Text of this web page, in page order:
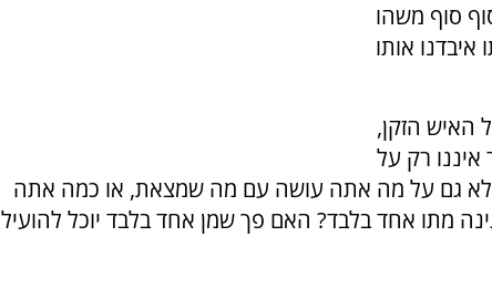
סוף משהו
איבדנו אותו
האיש הזקן,
רק על
אלא גם על מה אתה עושה עם מה שמצאת, או כמה אתה
מתו אחד בלבד? האם פך שמן אחד בלבד יוכל להועיל